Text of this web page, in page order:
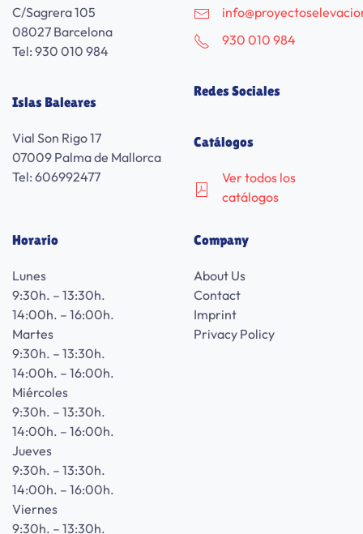
C/Sagrera 105
08027 Barcelona
Tel: 930 010 984
Islas Baleares
Vial Son Rigo 17
07009 Palma de Mallorca
Tel: 606992477
930 010 984
Redes Sociales
Catálogos
Ver todos los
catálogos
Horario
Lunes
9:30h. – 13:30h.
14:00h. – 16:00h.
Martes
9:30h. – 13:30h.
14:00h. – 16:00h.
Miércoles
9:30h. – 13:30h.
14:00h. – 16:00h.
Jueves
9:30h. – 13:30h.
14:00h. – 16:00h.
Viernes
9:30h. – 13:30h.
Company
About Us
Contact
Imprint
Privacy Policy